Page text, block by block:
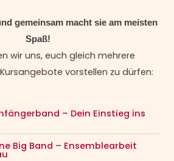
gemeinsam macht sie am meisten
Spaß!
wir uns, euch gleich mehrere
vorstellen zu dürfen:
– Dein Einstieg ins
Big Band – Ensemblearbeit